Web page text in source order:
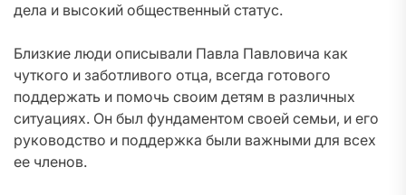
дела и высокий общественный статус.
Близкие люди описывали Павла Павловича как
чуткого и заботливого отца, всегда готового
поддержать и помочь своим детям в различных
ситуациях. Он был фундаментом своей семьи, и его
руководство и поддержка были важными для всех
ее членов.